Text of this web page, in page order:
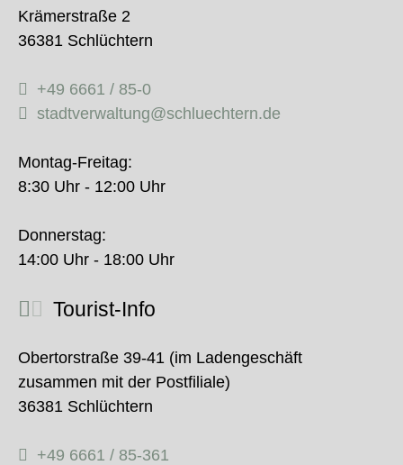
Krämerstraße 2
36381 Schlüchtern
+49 6661 / 85-0
stadtverwaltung@schluechtern.de
Montag-Freitag:
8:30 Uhr - 12:00 Uhr
Donnerstag:
14:00 Uhr - 18:00 Uhr
Tourist-Info
Obertorstraße 39-41 (im Ladengeschäft
zusammen mit der Postfiliale)
36381 Schlüchtern
+49 6661 / 85-361